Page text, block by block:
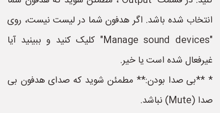
انتخاب شده باشد. اگر هدفون شما در لیست نیست، روی
"Manage sound devices" کلیک کنید و ببینید آیا
غیرفعال شده است یا خیر.
* **بی صدا بودن:** مطمئن شوید که صدای هدفون بی
صدا (Mute) نباشد.